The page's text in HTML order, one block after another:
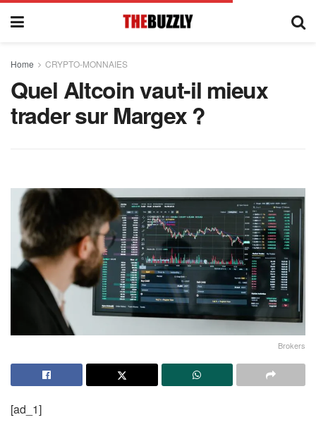
Home CRYPTO-MONNAIES
Quel Altcoin vaut-il mieux
trader sur Margex ?
Brokers
[ad_1]